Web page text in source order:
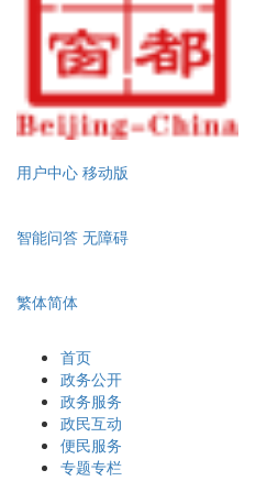
用户中心 移动版
智能问答 无障碍
繁体简体
首页
政务公开
政务服务
政民互动
便民服务
专题专栏